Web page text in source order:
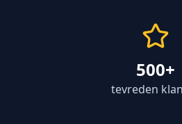
500+
tevreden